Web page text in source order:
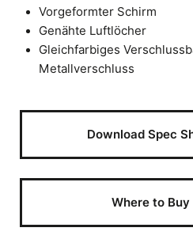
Vorgeformter Schirm
Genähte Luftlöcher
Gleichfarbiges
Metallverschluss
Download Spec
Where to Buy